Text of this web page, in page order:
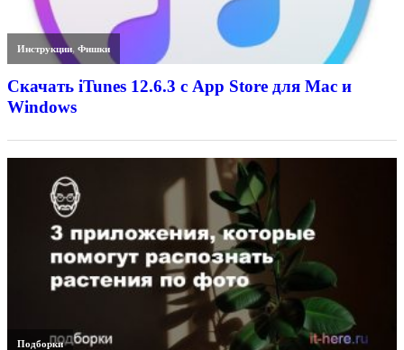
Инструкции,Фишки
Скачать iTunes 12.6.3 с App Store для Mac и
Windows
Подборки